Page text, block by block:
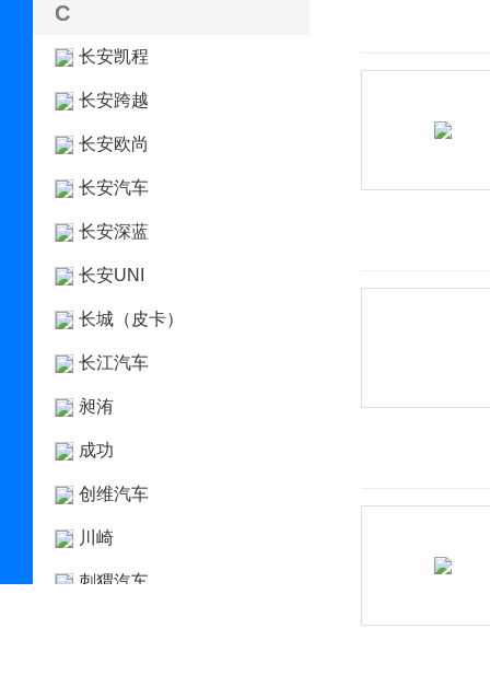
C
长安凯程
长安跨越
长安欧尚
长安汽车
长安深蓝
长安UNI
长城（皮卡）
长江汽车
昶洧
成功
创维汽车
川崎
刺猬汽车